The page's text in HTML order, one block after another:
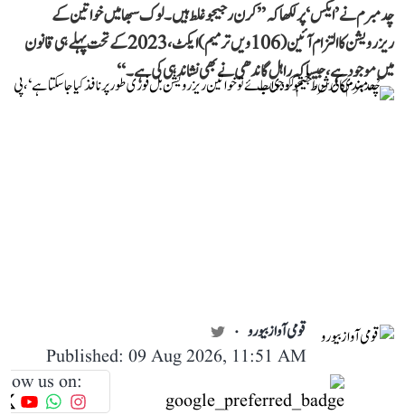
چدمبرم نے ’ایکس‘ پر لکھا کہ ’’کرن رجیجو غلط ہیں۔ لوک سبھا میں خواتین کے
ریزرویشن کا التزام آئین (106ویں ترمیم) ایکٹ، 2023 کے تحت پہلے ہی قانون
میں موجود ہے، جیسا کہ راہل گاندھی نے بھی نشاندہی کی ہے۔‘‘
قومی آواز بیورو
Published: 09 Aug 2026, 11:51 AM
us on: